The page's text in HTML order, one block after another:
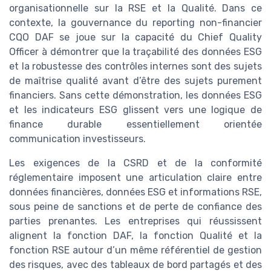
organisationnelle sur la RSE et la Qualité. Dans ce
contexte, la gouvernance du reporting non-financier
CQO DAF se joue sur la capacité du Chief Quality
Officer à démontrer que la traçabilité des données ESG
et la robustesse des contrôles internes sont des sujets
de maîtrise qualité avant d’être des sujets purement
financiers. Sans cette démonstration, les données ESG
et les indicateurs ESG glissent vers une logique de
finance durable essentiellement orientée
communication investisseurs.
Les exigences de la CSRD et de la conformité
réglementaire imposent une articulation claire entre
données financières, données ESG et informations RSE,
sous peine de sanctions et de perte de confiance des
parties prenantes. Les entreprises qui réussissent
alignent la fonction DAF, la fonction Qualité et la
fonction RSE autour d’un même référentiel de gestion
des risques, avec des tableaux de bord partagés et des